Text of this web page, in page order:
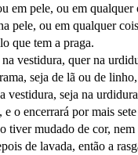
em pele, ou em qualquer
pele, ou em qualquer
que tem a praga.
vestidura, quer na
seja de lã ou de
vestidura, seja na
o encerrará por mais
tiver mudado de cor,
de lavada, então a